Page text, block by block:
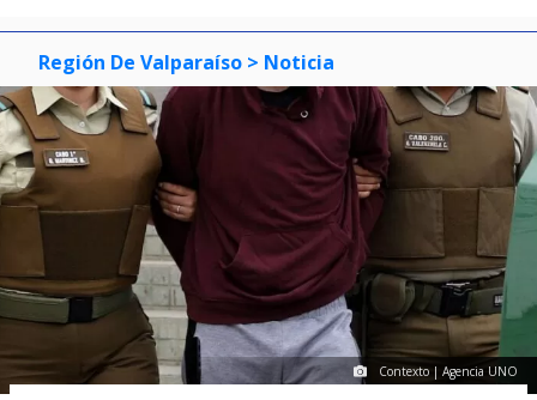
Región De Valparaíso > Noticia
Contexto | Agencia UNO